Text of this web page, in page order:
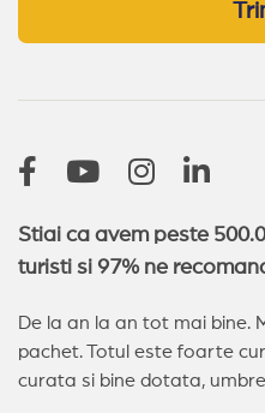
Stiai ca avem peste
turisti si 97% ne
De la an la an tot mai bine.
pachet. Totul este foarte
curata si bine dotata,